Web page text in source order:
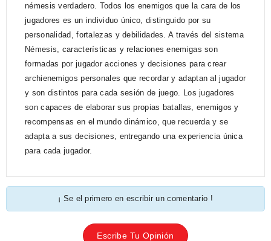
némesis verdadero. Todos los enemigos que la cara de los
jugadores es un individuo único, distinguido por su
personalidad, fortalezas y debilidades. A través del sistema
Némesis, características y relaciones enemigas son
formadas por jugador acciones y decisiones para crear
archienemigos personales que recordar y adaptan al jugador
y son distintos para cada sesión de juego. Los jugadores
son capaces de elaborar sus propias batallas, enemigos y
recompensas en el mundo dinámico, que recuerda y se
adapta a sus decisiones, entregando una experiencia única
para cada jugador.
¡ Se el primero en escribir un comentario !
Escribe Tu Opinión